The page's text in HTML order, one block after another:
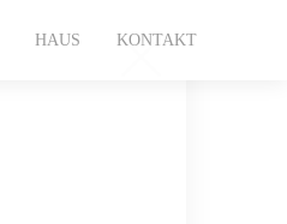
HAUS KONTAKT